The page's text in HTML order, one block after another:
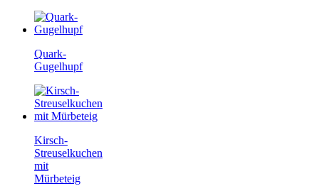
Quark-
Gugelhupf
Kirsch-
Streuselkuchen
mit
Mürbeteig